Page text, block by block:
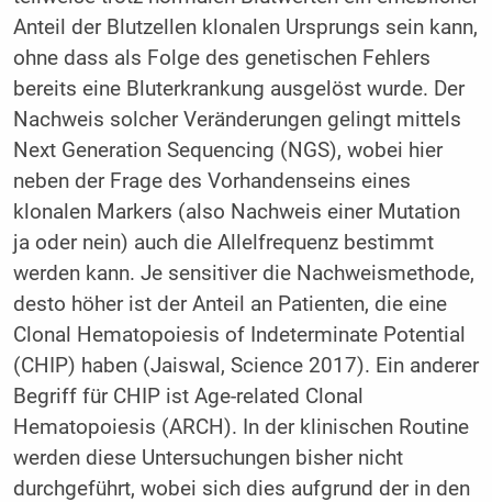
Anteil der Blutzellen klonalen Ursprungs sein kann,
ohne dass als Folge des genetischen Fehlers
bereits eine Bluterkrankung ausgelöst wurde. Der
Nachweis solcher Veränderungen gelingt mittels
Next Generation Sequencing (NGS), wobei hier
neben der Frage des Vorhandenseins eines
klonalen Markers (also Nachweis einer Mutation
ja oder nein) auch die Allelfrequenz bestimmt
werden kann. Je sensitiver die Nachweismethode,
desto höher ist der Anteil an Patienten, die eine
Clonal Hematopoiesis of Indeterminate Potential
(CHIP) haben (Jaiswal, Science 2017). Ein anderer
Begriff für CHIP ist Age-related Clonal
Hematopoiesis (ARCH). In der klinischen Routine
werden diese Untersuchungen bisher nicht
durchgeführt, wobei sich dies aufgrund der in den